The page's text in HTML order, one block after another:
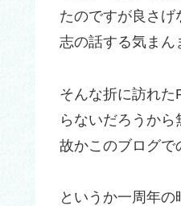
たのですが良さげ
志の話する気まん
そんな折に訪れ
らないだろうか
故かこのブログで
というか一周年